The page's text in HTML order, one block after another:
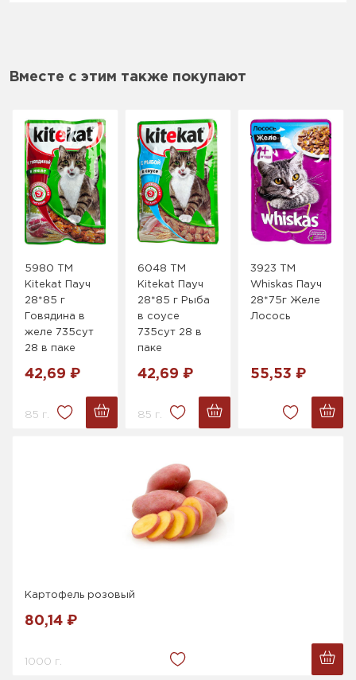
Вместе с этим также покупают
5980 ТМ
Kitekat Пауч
28*85 г
Говядина в
желе 735сут
28 в паке
42,69 ₽
85 г.
6048 ТМ
Kitekat Пауч
28*85 г Рыба
в соусе
735сут 28 в
паке
42,69 ₽
85 г.
3923 ТМ
Whiskas Пауч
28*75г Желе
Лосось
55,53 ₽
Картофель розовый
80,14 ₽
1000 г.